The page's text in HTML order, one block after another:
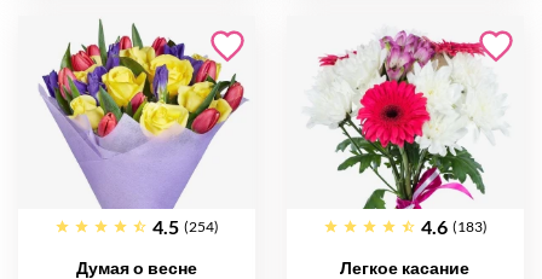
4.5 (254)
Думая о весне
4.6 (183)
Легкое касание